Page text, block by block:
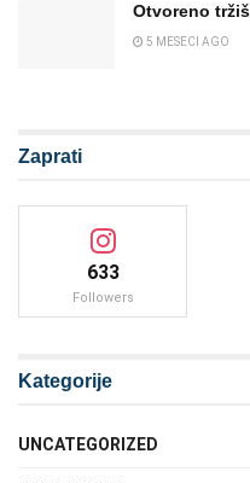
Otvoreno
5 MESECI AGO
Zaprati
633
Followers
Kategorije
UNCATEGORIZED